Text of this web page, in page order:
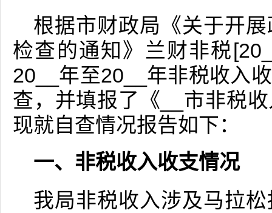
根据市财政局《关于开
检查的通知》兰财非税
20__年至20__年非税收入
查，并填报了《__市非税
现就自查情况报告如下：
一、非税收入收支情况
我局非税收入涉及马拉